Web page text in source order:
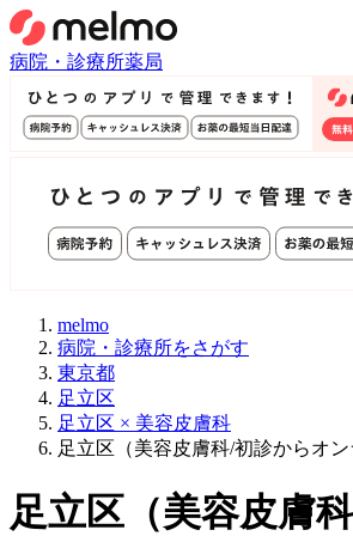
病院・診療所薬局
melmo
病院・診療所をさがす
東京都
足立区
足立区 × 美容皮膚科
足立区（美容皮膚科/初診からオ
足立区 （美容皮膚